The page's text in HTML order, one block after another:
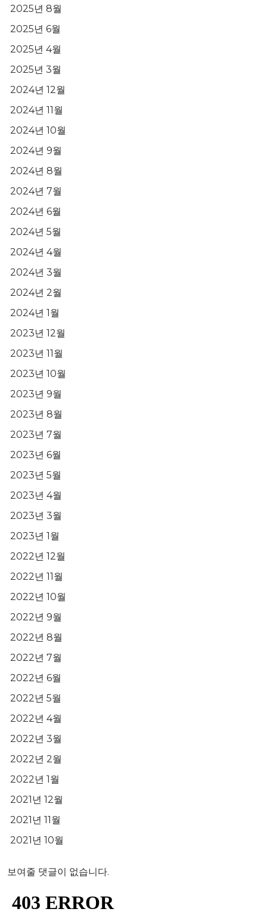
2025년 8월
2025년 6월
2025년 4월
2025년 3월
2024년 12월
2024년 11월
2024년 10월
2024년 9월
2024년 8월
2024년 7월
2024년 6월
2024년 5월
2024년 4월
2024년 3월
2024년 2월
2024년 1월
2023년 12월
2023년 11월
2023년 10월
2023년 9월
2023년 8월
2023년 7월
2023년 6월
2023년 5월
2023년 4월
2023년 3월
2023년 1월
2022년 12월
2022년 11월
2022년 10월
2022년 9월
2022년 8월
2022년 7월
2022년 6월
2022년 5월
2022년 4월
2022년 3월
2022년 2월
2022년 1월
2021년 12월
2021년 11월
2021년 10월
보여줄 댓글이 없습니다.